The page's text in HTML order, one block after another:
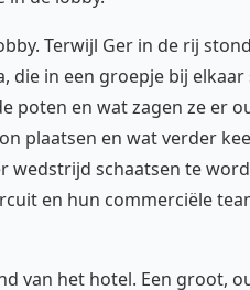
Terwijl Ger in de rij
die in een groepje bij
poten en wat zagen ze er
plaatsen en wat verder
wedstrijd schaatsen te
en hun commerciële
van het hotel. Een groot,